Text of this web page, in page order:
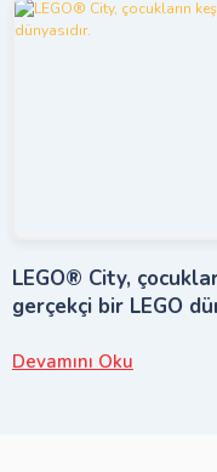
LEGO® City,
gerçekçi bir LEGO
Devamını Oku